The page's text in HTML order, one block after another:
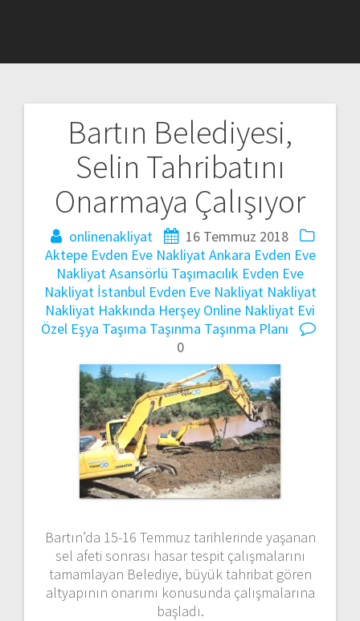
Bartın Belediyesi,
Selin Tahribatını
Onarmaya Çalışıyor
onlinenakliyat
16 Temmuz 2018
Aktepe Evden Eve NakliyatAnkara Evden Eve
NakliyatAsansörlü Taşımacılık Evden Eve
Nakliyat İstanbul Evden Eve Nakliyat Nakliyat
Nakliyat Hakkında Herşey Online Nakliyat Evi
Özel Eşya Taşıma Taşınma Taşınma Planı
0
Bartın’da 15-16 Temmuz tarihlerinde yaşanan
sel afeti sonrası hasar tespit çalışmalarını
tamamlayan Belediye, büyük tahribat gören
altyapının onarımı konusunda çalışmalarına
başladı.
Yazı
gezinmesi